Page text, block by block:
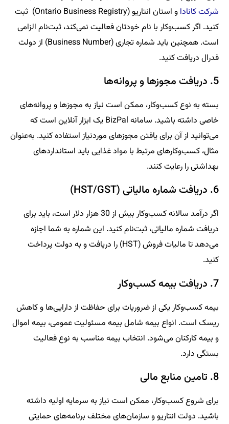
شرکت کانادا
و استان انتاریو (Ontario Business Registry) ثبت
کنید. اگر کسب‌وکار با نام خودتان فعالیت نمی‌کند، ثبت‌نام الزامی
است. همچنین باید شماره تجاری (Business Number) از دولت
فدرال دریافت کنید.
5. دریافت مجوزها و پروانه‌ها
بسته به نوع کسب‌وکار، ممکن است نیاز به مجوزها و پروانه‌های
خاصی داشته باشید. سامانه BizPal یک ابزار آنلاین است که
می‌توانید از آن برای یافتن مجوزهای موردنیاز استفاده کنید. به‌عنوان
مثال، کسب‌وکارهای مرتبط با مواد غذایی باید استانداردهای
بهداشتی را رعایت کنند.
6. دریافت شماره مالیاتی (HST/GST)
اگر درآمد سالانه کسب‌وکار بیش از 30 هزار دلار است، باید برای
دریافت شماره مالیاتی، ثبت‌نام کنید. این شماره به شما اجازه
می‌دهد تا مالیات فروش (HST) را دریافت و به دولت پرداخت
کنید.
7. دریافت بیمه کسب‌وکار
بیمه کسب‌وکار یکی از ضروریات برای حفاظت از دارایی‌ها و کاهش
ریسک است. انواع بیمه شامل بیمه مسئولیت عمومی، بیمه اموال
و بیمه کارکنان می‌شود. انتخاب بیمه مناسب به نوع فعالیت
بستگی دارد.
8. تامین منابع مالی
برای شروع کسب‌وکار، ممکن است نیاز به سرمایه اولیه داشته
باشید. دولت انتاریو و سازمان‌های مختلف برنامه‌های حمایتی